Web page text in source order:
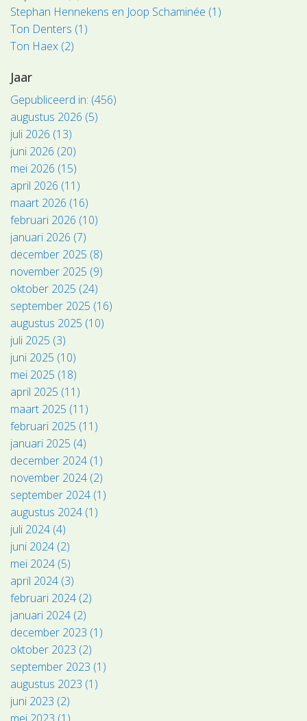
Stephan Hennekens en Joop Schaminée (1)
Ton Denters (1)
Ton Haex (2)
Jaar
Gepubliceerd in: (456)
augustus 2026 (5)
juli 2026 (13)
juni 2026 (20)
mei 2026 (15)
april 2026 (11)
maart 2026 (16)
februari 2026 (10)
januari 2026 (7)
december 2025 (8)
november 2025 (9)
oktober 2025 (24)
september 2025 (16)
augustus 2025 (10)
juli 2025 (3)
juni 2025 (10)
mei 2025 (18)
april 2025 (11)
maart 2025 (11)
februari 2025 (11)
januari 2025 (4)
december 2024 (1)
november 2024 (2)
september 2024 (1)
augustus 2024 (1)
juli 2024 (4)
juni 2024 (2)
mei 2024 (5)
april 2024 (3)
februari 2024 (2)
januari 2024 (2)
december 2023 (1)
oktober 2023 (2)
september 2023 (1)
augustus 2023 (1)
juni 2023 (2)